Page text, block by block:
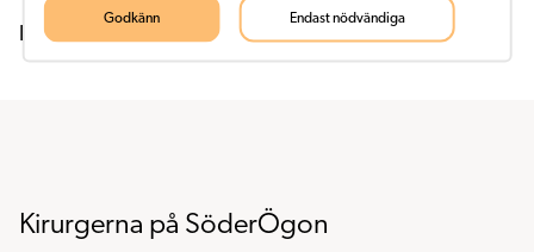
Pris: 25 000 kr per öga
Kirurgerna på SöderÖgon
Godkänn Endast nödvändiga